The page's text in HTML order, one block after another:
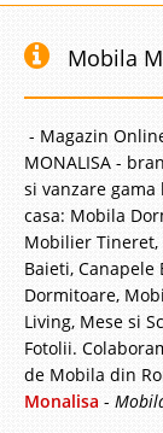
Mobila
- Magazin
MONALISA -
si vanzare
casa: Mobila
Mobilier Tineret,
Baieti, Canapele
Dormitoare,
Living, Mese si
Fotolii.
de Mobila din
Monalisa -